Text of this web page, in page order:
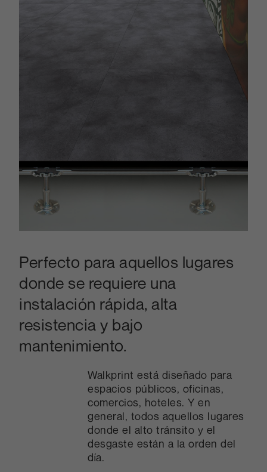
Perfecto para aquellos lugares
donde se requiere una
instalación rápida, alta
resistencia y bajo
mantenimiento.
Walkprint está diseñado para
espacios públicos, oficinas,
comercios, hoteles. Y en
general, todos aquellos lugares
donde el alto tránsito y el
desgaste están a la orden del
día.